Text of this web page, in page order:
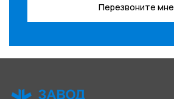
Перезвоните мне